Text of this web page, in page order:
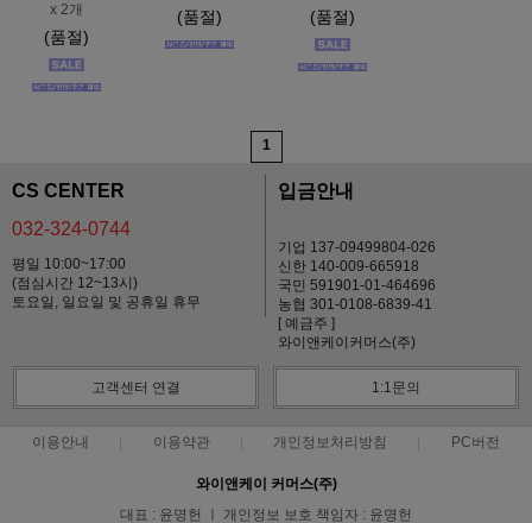
x 2개
(품절)
(품절) (품절)
1
CS CENTER
032-324-0744
평일 10:00~17:00
(점심시간 12~13시)
토요일, 일요일 및 공휴일 휴무
입금안내
기업 137-09499804-026
신한 140-009-665918
국민 591901-01-464696
농협 301-0108-6839-41
[ 예금주 ]
와이앤케이커머스(주)
고객센터 연결 1:1문의
이용안내 이용약관 개인정보처리방침 PC버전
와이앤케이 커머스(주)
대표 : 윤명헌 ㅣ 개인정보 보호 책임자 : 윤명헌